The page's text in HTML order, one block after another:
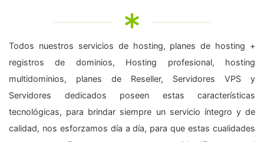
Todos nuestros servicios de hosting, planes de hosting +
registros de dominios, Hosting profesional, hosting
multidominios, planes de Reseller, Servidores VPS y
Servidores dedicados poseen estas características
tecnológicas, para brindar siempre un servicio íntegro y de
calidad, nos esforzamos día a día, para que estas cualidades